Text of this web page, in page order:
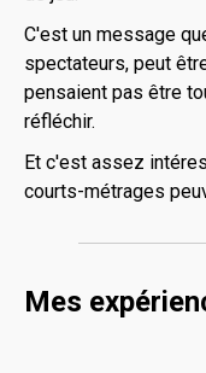
C'est un message
spectateurs, peut
pensaient pas être
réfléchir.
Et c'est assez
courts-métrages
Mes